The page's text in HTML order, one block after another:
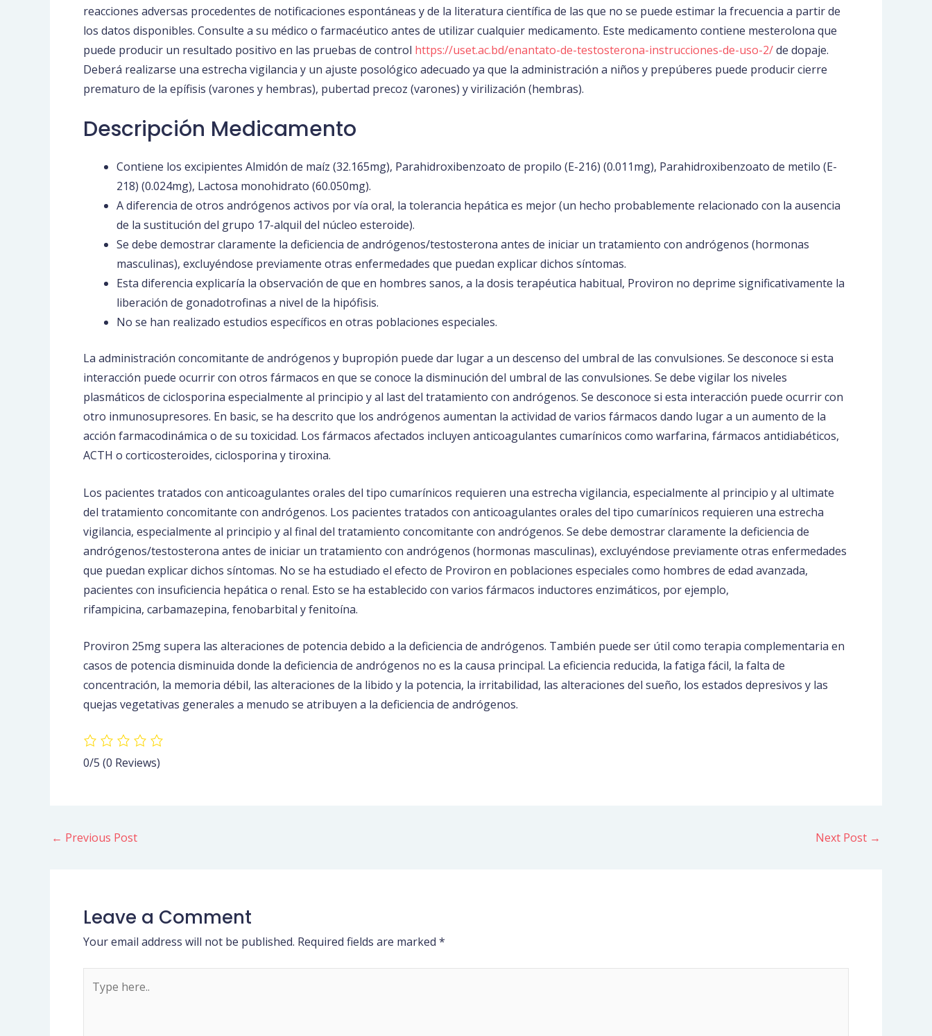
reacciones adversas procedentes de notificaciones espontáneas y de la literatura científica de las que no se puede estimar la frecuencia a partir de
los datos disponibles. Consulte a su médico o farmacéutico antes de utilizar cualquier medicamento. Este medicamento contiene mesterolona que
puede producir un resultado positivo en las pruebas de control https://uset.ac.bd/enantato-de-testosterona-instrucciones-de-uso-2/de dopaje.
Deberá realizarse una estrecha vigilancia y un ajuste posológico adecuado ya que la administración a niños y prepúberes puede producir cierre
prematuro de la epífisis (varones y hembras), pubertad precoz (varones) y virilización (hembras).
Descripción Medicamento
Contiene los excipientes Almidón de maíz (32.165mg), Parahidroxibenzoato de propilo (E-216) (0.011mg), Parahidroxibenzoato de metilo (E-
218) (0.024mg), Lactosa monohidrato (60.050mg).
A diferencia de otros andrógenos activos por vía oral, la tolerancia hepática es mejor (un hecho probablemente relacionado con la ausencia
de la sustitución del grupo 17-alquil del núcleo esteroide).
Se debe demostrar claramente la deficiencia de andrógenos/testosterona antes de iniciar un tratamiento con andrógenos (hormonas
masculinas), excluyéndose previamente otras enfermedades que puedan explicar dichos síntomas.
Esta diferencia explicaría la observación de que en hombres sanos, a la dosis terapéutica habitual, Proviron no deprime significativamente la
liberación de gonadotrofinas a nivel de la hipófisis.
No se han realizado estudios específicos en otras poblaciones especiales.
La administración concomitante de andrógenos y bupropión puede dar lugar a un descenso del umbral de las convulsiones. Se desconoce si esta
interacción puede ocurrir con otros fármacos en que se conoce la disminución del umbral de las convulsiones. Se debe vigilar los niveles
plasmáticos de ciclosporina especialmente al principio y al last del tratamiento con andrógenos. Se desconoce si esta interacción puede ocurrir con
otro inmunosupresores. En basic, se ha descrito que los andrógenos aumentan la actividad de varios fármacos dando lugar a un aumento de la
acción farmacodinámica o de su toxicidad. Los fármacos afectados incluyen anticoagulantes cumarínicos como warfarina, fármacos antidiabéticos,
ACTH o corticosteroides, ciclosporina y tiroxina.
Los pacientes tratados con anticoagulantes orales del tipo cumarínicos requieren una estrecha vigilancia, especialmente al principio y al ultimate
del tratamiento concomitante con andrógenos. Los pacientes tratados con anticoagulantes orales del tipo cumarínicos requieren una estrecha
vigilancia, especialmente al principio y al final del tratamiento concomitante con andrógenos. Se debe demostrar claramente la deficiencia de
andrógenos/testosterona antes de iniciar un tratamiento con andrógenos (hormonas masculinas), excluyéndose previamente otras enfermedades
que puedan explicar dichos síntomas. No se ha estudiado el efecto de Proviron en poblaciones especiales como hombres de edad avanzada,
pacientes con insuficiencia hepática o renal. Esto se ha establecido con varios fármacos inductores enzimáticos, por ejemplo,
rifampicina, carbamazepina, fenobarbital y fenitoína.
Proviron 25mg supera las alteraciones de potencia debido a la deficiencia de andrógenos. También puede ser útil como terapia complementaria en
casos de potencia disminuida donde la deficiencia de andrógenos no es la causa principal. La eficiencia reducida, la fatiga fácil, la falta de
concentración, la memoria débil, las alteraciones de la libido y la potencia, la irritabilidad, las alteraciones del sueño, los estados depresivos y las
quejas vegetativas generales a menudo se atribuyen a la deficiencia de andrógenos.
0/5 (0 Reviews)
← Previous Post Next Post →
Leave a Comment
Your email address will not be published. Required fields are marked *
here..